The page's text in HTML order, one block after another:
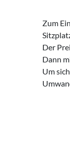
Zum
Der
Dann
Um